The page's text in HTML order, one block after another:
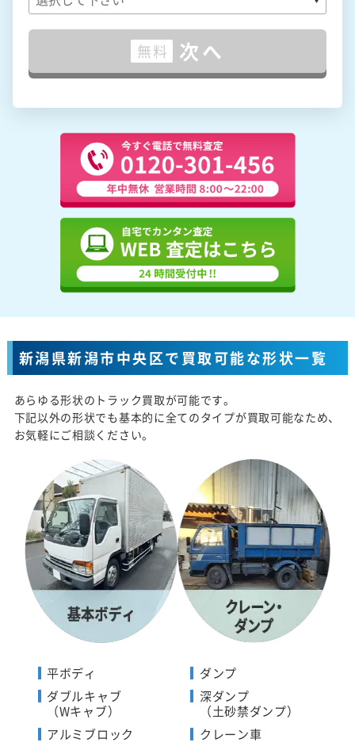
無料 次へ
新潟県新潟市中央区で買取可能な形状一覧
あらゆる形状のトラック買取が可能です。
下記以外の形状でも基本的に全てのタイプが買取可能なため、
お気軽にご相談ください。
平ボディ
ダブルキャブ
（Wキャブ）
アルミブロック
ダンプ
深ダンプ
（土砂禁ダンプ）
クレーン車